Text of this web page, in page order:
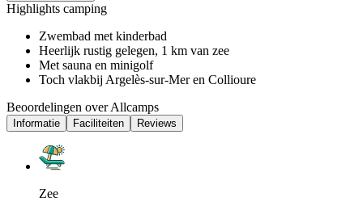
Highlights camping
Zwembad met kinderbad
Heerlijk rustig gelegen, 1 km van zee
Met sauna en minigolf
Toch vlakbij Argelès-sur-Mer en Collioure
Beoordelingen over Allcamps
Informatie Faciliteiten Reviews
Zee